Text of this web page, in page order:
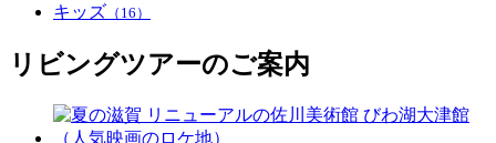
キッズ （16）
リビングツアーのご案内